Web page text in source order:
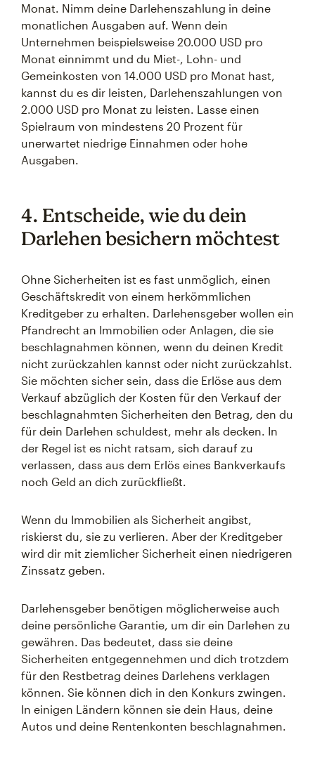
Monat. Nimm deine Darlehenszahlung in deine
monatlichen Ausgaben auf. Wenn dein
Unternehmen beispielsweise 20.000 USD pro
Monat einnimmt und du Miet-, Lohn- und
Gemeinkosten von 14.000 USD pro Monat hast,
kannst du es dir leisten, Darlehenszahlungen von
2.000 USD pro Monat zu leisten. Lasse einen
Spielraum von mindestens 20 Prozent für
unerwartet niedrige Einnahmen oder hohe
Ausgaben.
4. Entscheide, wie du dein
Darlehen besichern möchtest
Ohne Sicherheiten ist es fast unmöglich, einen
Geschäftskredit von einem herkömmlichen
Kreditgeber zu erhalten. Darlehensgeber wollen ein
Pfandrecht an Immobilien oder Anlagen, die sie
beschlagnahmen können, wenn du deinen Kredit
nicht zurückzahlen kannst oder nicht zurückzahlst.
Sie möchten sicher sein, dass die Erlöse aus dem
Verkauf abzüglich der Kosten für den Verkauf der
beschlagnahmten Sicherheiten den Betrag, den du
für dein Darlehen schuldest, mehr als decken. In
der Regel ist es nicht ratsam, sich darauf zu
verlassen, dass aus dem Erlös eines Bankverkaufs
noch Geld an dich zurückfließt.
Wenn du Immobilien als Sicherheit angibst,
riskierst du, sie zu verlieren. Aber der Kreditgeber
wird dir mit ziemlicher Sicherheit einen niedrigeren
Zinssatz geben.
Darlehensgeber benötigen möglicherweise auch
deine persönliche Garantie, um dir ein Darlehen zu
gewähren. Das bedeutet, dass sie deine
Sicherheiten entgegennehmen und dich trotzdem
für den Restbetrag deines Darlehens verklagen
können. Sie können dich in den Konkurs zwingen.
In einigen Ländern können sie dein Haus, deine
Autos und deine Rentenkonten beschlagnahmen.